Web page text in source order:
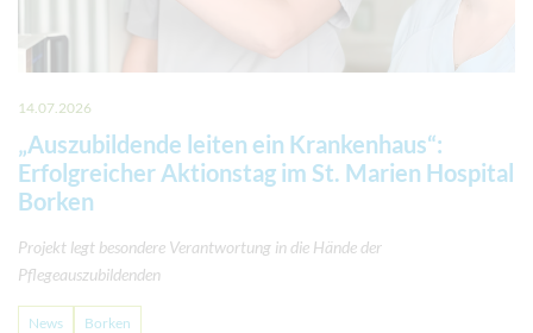
14.07.2026
„Auszubildende leiten ein Krankenhaus“:
Erfolgreicher Aktionstag im St. Marien Hospital
Borken
Projekt legt besondere Verantwortung in die Hände der
Pflegeauszubildenden
News Borken